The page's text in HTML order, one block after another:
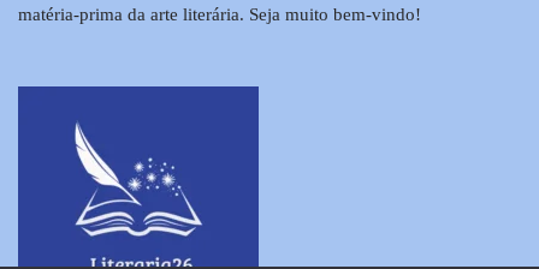
matéria-prima da arte literária. Seja muito bem-vindo!